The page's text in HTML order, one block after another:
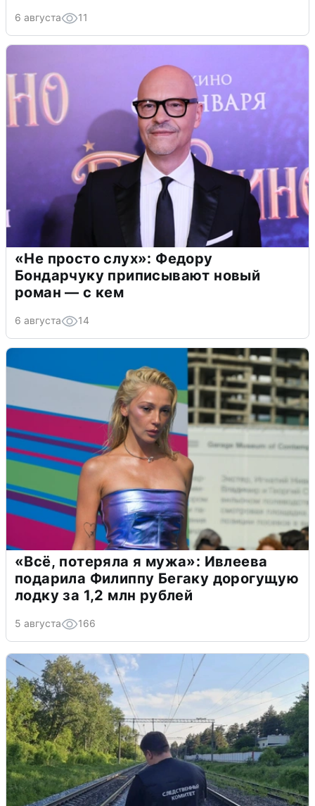
6 августа 11
«Не просто слух»: Федору
Бондарчуку приписывают новый
роман — с кем
6 августа 14
«Всё, потеряла я мужа»: Ивлеева
подарила Филиппу Бегаку дорогущую
лодку за 1,2 млн рублей
5 августа 166